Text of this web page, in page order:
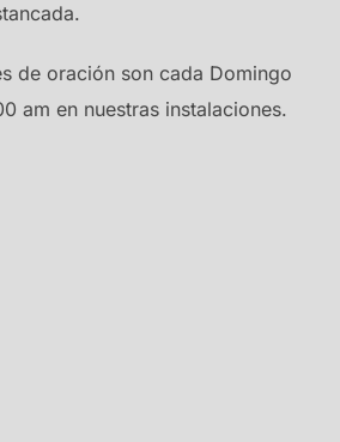
de oración son cada Domingo
am en nuestras instalaciones.